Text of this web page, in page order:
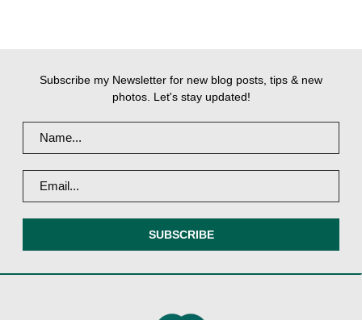
Subscribe my Newsletter for new blog posts, tips & new
photos. Let's stay updated!